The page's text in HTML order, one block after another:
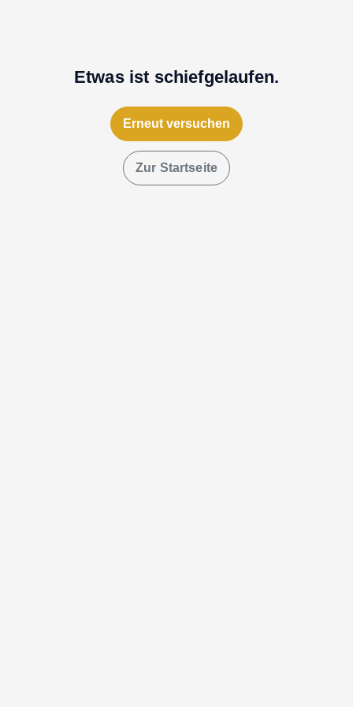
Etwas ist schiefgelaufen.
Erneut versuchen
Zur Startseite